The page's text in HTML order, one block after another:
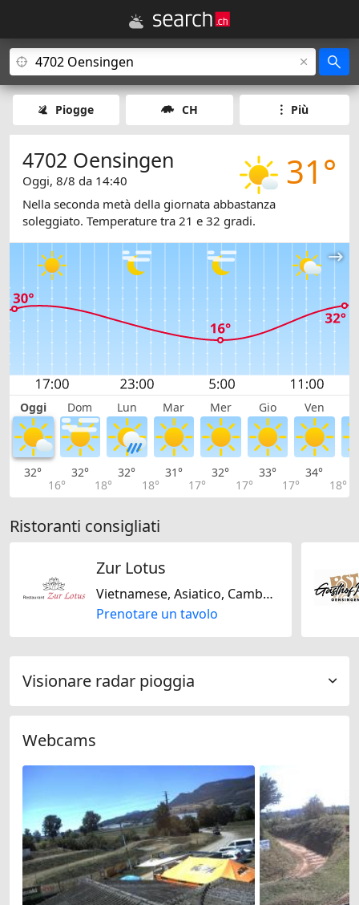
Piogge CH Più
31°
4702 Oensingen
Oggi, 8/8 da 14:40
Nella seconda metà della giornata abbastanza
soleggiato. Temperature tra 21 e 32 gradi.
Oggi Dom Lun Mar Mer Gio Ven
32°
16°
32°
18°
32°
18°
31°
17°
32°
17°
33°
17°
34°
18°
Ristoranti consigliati
Zur Lotus
Vietnamese, Asiatico, Cambogiano
Prenotare un tavolo
Visionare radar pioggia
Webcams